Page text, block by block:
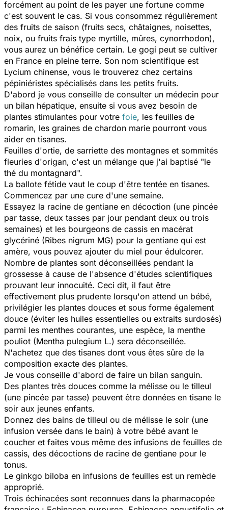
forcément au point de les payer une fortune comme
c'est souvent le cas. Si vous consommez régulièrement
des fruits de saison (fruits secs, châtaignes, noisettes,
noix, ou fruits frais type myrtille, mûres, cynorrhodon),
vous aurez un bénéfice certain. Le gogi peut se cultiver
en France en pleine terre. Son nom scientifique est
Lycium chinense, vous le trouverez chez certains
pépiniéristes spécialisés dans les petits fruits.
D'abord je vous conseille de consulter un médecin pour
un bilan hépatique, ensuite si vous avez besoin de
plantes stimulantes pour votre foie, les feuilles de
romarin, les graines de chardon marie pourront vous
aider en tisanes.
Feuilles d'ortie, de sarriette des montagnes et sommités
fleuries d'origan, c'est un mélange que j'ai baptisé "le
thé du montagnard".
La ballote fétide vaut le coup d'être tentée en tisanes.
Commencez par une cure d'une semaine.
Essayez la racine de gentiane en décoction (une pincée
par tasse, deux tasses par jour pendant deux ou trois
semaines) et les bourgeons de cassis en macérat
glycériné (Ribes nigrum MG) pour la gentiane qui est
amère, vous pouvez ajouter du miel pour édulcorer.
Nombre de plantes sont déconseillées pendant la
grossesse à cause de l'absence d'études scientifiques
prouvant leur innocuité. Ceci dit, il faut être
effectivement plus prudente lorsqu'on attend un bébé,
privilégier les plantes douces et sous forme également
douce (éviter les huiles essentielles ou extraits surdosés)
parmi les menthes courantes, une espèce, la menthe
pouliot (Mentha pulegium L.) sera déconseillée.
N'achetez que des tisanes dont vous êtes sûre de la
composition exacte des plantes.
Je vous conseille d'abord de faire un bilan sanguin.
Des plantes très douces comme la mélisse ou le tilleul
(une pincée par tasse) peuvent être données en tisane le
soir aux jeunes enfants.
Donnez des bains de tilleul ou de mélisse le soir (une
infusion versée dans le bain) à votre bébé avant le
coucher et faites vous même des infusions de feuilles de
cassis, des décoctions de racine de gentiane pour le
tonus.
Le ginkgo biloba en infusions de feuilles est un remède
approprié.
Trois échinacées sont reconnues dans la pharmacopée